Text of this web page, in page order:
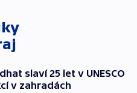
slaví 25 let v UNESCO
v zahradách